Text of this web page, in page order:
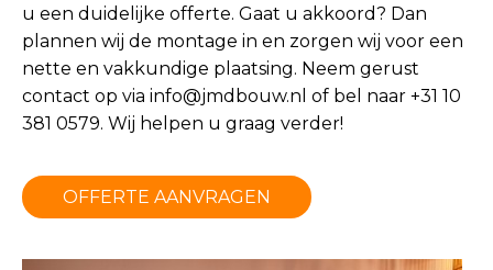
u een duidelijke offerte. Gaat u akkoord? Dan
plannen wij de montage in en zorgen wij voor een
nette en vakkundige plaatsing. Neem gerust
contact op via info@jmdbouw.nl of bel naar +31 10
381 0579. Wij helpen u graag verder!
OFFERTE AANVRAGEN